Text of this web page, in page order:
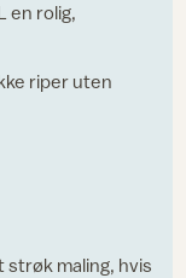
en rolig,
riper uten
strøk maling, hvis